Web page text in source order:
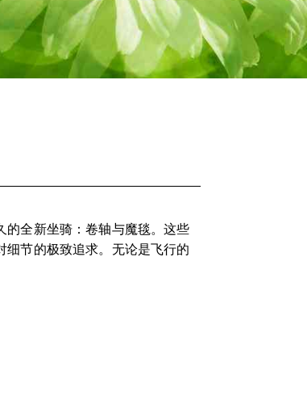
的全新坐骑：卷轴与魔毯。这些
细节的极致追求。无论是飞行的